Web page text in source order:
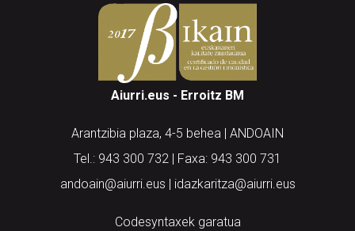
Aiurri.eus - Erroitz BM
Arantzibia plaza, 4-5 behea | ANDOAIN
Tel.: 943 300 732 | Faxa: 943 300 731
andoain@aiurri.eus | idazkaritza@aiurri.eus
Codesyntaxek garatua